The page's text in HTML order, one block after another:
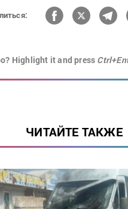
Highlight it and press
ЧИТАЙТЕ ТАКЖЕ